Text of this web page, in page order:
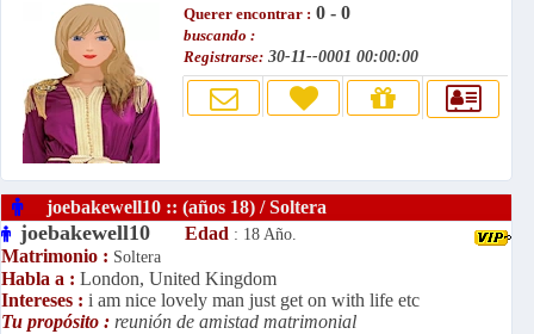
Querer encontrar : 0 - 0
buscando :
Registrarse: 30-11--0001 00:00:00
joebakewell10 :: (años 18) / Soltera
joebakewell10 Edad : 18 Año.
Matrimonio : Soltera
Habla a : London, United Kingdom
Intereses : i am nice lovely man just get on with life etc
Tu propósito : reunión de amistad matrimonial